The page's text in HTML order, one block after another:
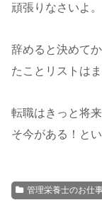
頑張りなさいよ
辞めると決めて
たことリストは
転職はきっと将
そ今がある！と
管理栄養士のお仕